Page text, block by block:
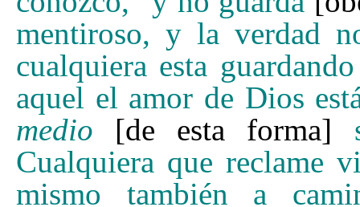
mentiroso, y la verdad
cualquiera esta
aquel el amor de Dios
medio
[de esta forma]
Cualquiera que reclame
mismo también a